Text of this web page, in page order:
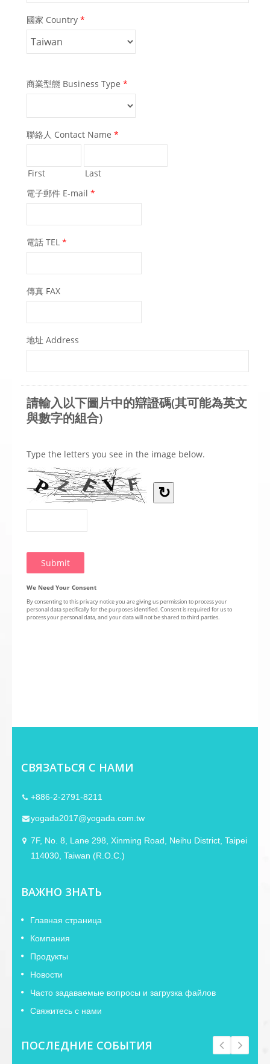
СВЯЗАТЬСЯ С НАМИ
+886-2-2791-8211
yogada2017@yogada.com.tw
7F, No. 8, Lane 298, Xinming Road, Neihu District, Taipei
114030, Taiwan (R.O.C.)
ВАЖНО ЗНАТЬ
Главная страница
Компания
Продукты
Новости
Часто задаваемые вопросы и загрузка файлов
Свяжитесь с нами
ПОСЛЕДНИЕ СОБЫТИЯ